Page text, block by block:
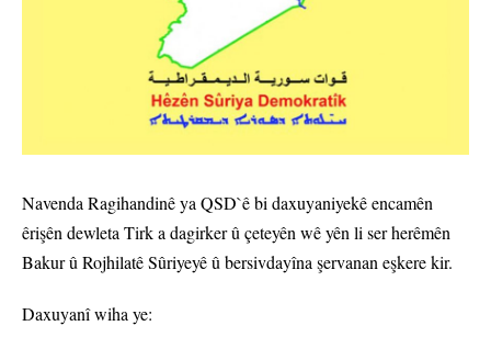
Navenda Ragihandinê ya QSD`ê bi daxuyaniyekê encamên
êrişên dewleta Tirk a dagirker û çeteyên wê yên li ser herêmên
Bakur û Rojhilatê Sûriyeyê û bersivdayîna şervanan eşkere kir.
Daxuyanî wiha ye: